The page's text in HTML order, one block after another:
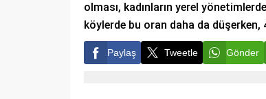
olması, kadınların yerel
köylerde bu oran daha da düşerken,
Paylaş Tweetle Gönder